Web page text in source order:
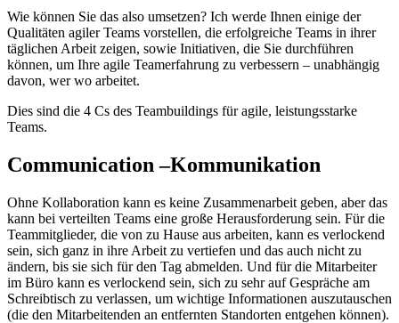
Wie können Sie das also umsetzen? Ich werde Ihnen einige der
Qualitäten agiler Teams vorstellen, die erfolgreiche Teams in ihrer
täglichen Arbeit zeigen, sowie Initiativen, die Sie durchführen
können, um Ihre agile Teamerfahrung zu verbessern – unabhängig
davon, wer wo arbeitet.
Dies sind die 4 Cs des Teambuildings für agile, leistungsstarke
Teams.
Communication –Kommunikation
Ohne Kollaboration kann es keine Zusammenarbeit geben, aber das
kann bei verteilten Teams eine große Herausforderung sein. Für die
Teammitglieder, die von zu Hause aus arbeiten, kann es verlockend
sein, sich ganz in ihre Arbeit zu vertiefen und das auch nicht zu
ändern, bis sie sich für den Tag abmelden. Und für die Mitarbeiter
im Büro kann es verlockend sein, sich zu sehr auf Gespräche am
Schreibtisch zu verlassen, um wichtige Informationen auszutauschen
(die den Mitarbeitenden an entfernten Standorten entgehen können).